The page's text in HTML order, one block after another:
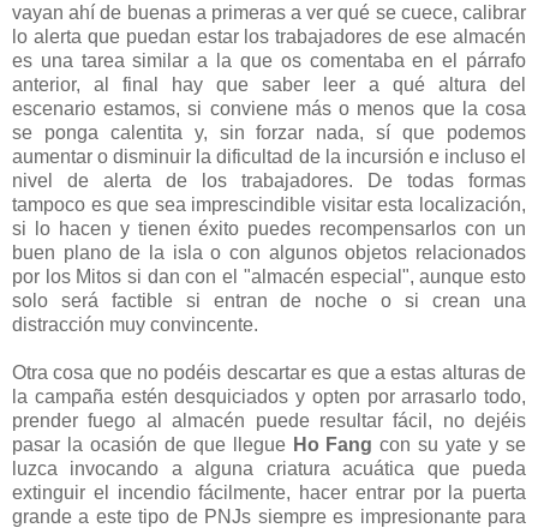
vayan ahí de buenas a primeras a ver qué se cuece, calibrar
lo alerta que puedan estar los trabajadores de ese almacén
es una tarea similar a la que os comentaba en el párrafo
anterior, al final hay que saber leer a qué altura del
escenario estamos, si conviene más o menos que la cosa
se ponga calentita y, sin forzar nada, sí que podemos
aumentar o disminuir la dificultad de la incursión e incluso el
nivel de alerta de los trabajadores. De todas formas
tampoco es que sea imprescindible visitar esta localización,
si lo hacen y tienen éxito puedes recompensarlos con un
buen plano de la isla o con algunos objetos relacionados
por los Mitos si dan con el "almacén especial", aunque esto
solo será factible si entran de noche o si crean una
distracción muy convincente.
Otra cosa que no podéis descartar es que a estas alturas de
la campaña estén desquiciados y opten por arrasarlo todo,
prender fuego al almacén puede resultar fácil, no dejéis
pasar la ocasión de que llegue Ho Fang con su yate y se
luzca invocando a alguna criatura acuática que pueda
extinguir el incendio fácilmente, hacer entrar por la puerta
grande a este tipo de PNJs siempre es impresionante para